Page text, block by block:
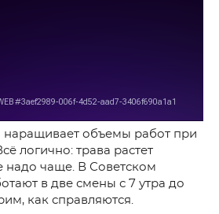
объемы работ при
логично: трава растет
надо чаще. В Советском
в две смены с 7 утра до
как справляются.